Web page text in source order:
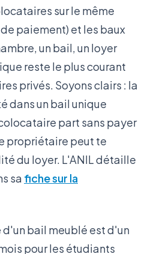
sur le même
paiement) et les baux
un bail, un loyer
reste le plus courant
privés. Soyons clairs : la
dans un bail unique
part sans payer
propriétaire peut te
du loyer. L'ANIL détaille
sa fiche sur la
d'un bail meublé est d'un
pour les étudiants